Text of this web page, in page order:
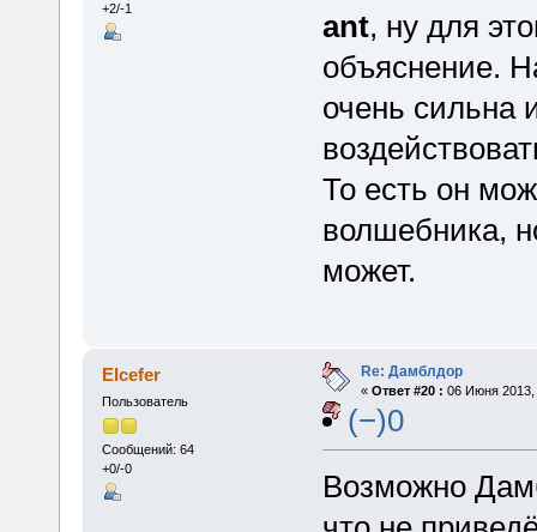
+2/-1
ant, ну для
объяснение.
очень сильна
То есть он
волшебника,
может.
Elcefer
Пользователь
Сообщений: 64
+0/-0
Re: Дамблдор
« Ответ #20 : 06 Июня 2013,
(−)0
Возможно